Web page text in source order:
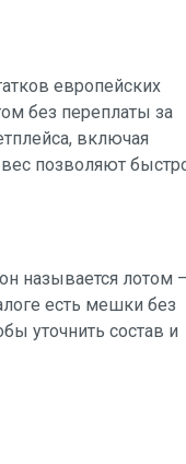
европейских
без переплаты за
включая
позволяют
называется лотом
есть мешки без
уточнить состав и